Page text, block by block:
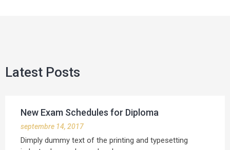
Latest Posts
New Exam Schedules for Diploma
septembre 14, 2017
Dimply dummy text of the printing and typesetting